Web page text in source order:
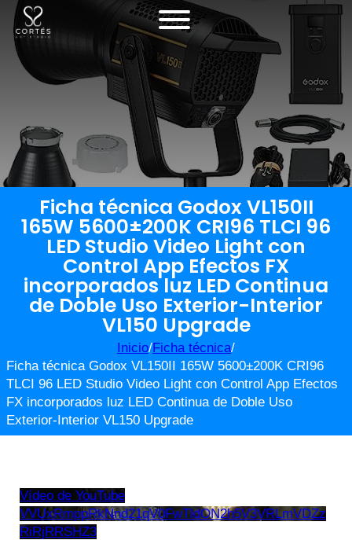
Ficha técnica Godox VL150II
165W 5600±200K CRI96 TLCI 96
LED Studio Video Light con
Control App Efectos FX
incorporados luz LED Continua
de Doble Uso Exterior-Interior
VL150 Upgrade
Inicio/Ficha técnica/
Ficha técnica Godox VL150II 165W 5600±200K CRI96
TLCI 96 LED Studio Video Light con Control App Efectos
FX incorporados luz LED Continua de Doble Uso
Exterior-Interior VL150 Upgrade
Vídeo de YouTube
VVUxRmppRkNnd21qV0FwTldON2h5V3VRLmVDZz
RiRjRRSHZ3